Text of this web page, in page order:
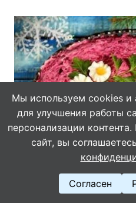
Салат «Скумбрия под
Мы используем cookies и
для улучшения работы
персонализации
сайт, вы
Согласен